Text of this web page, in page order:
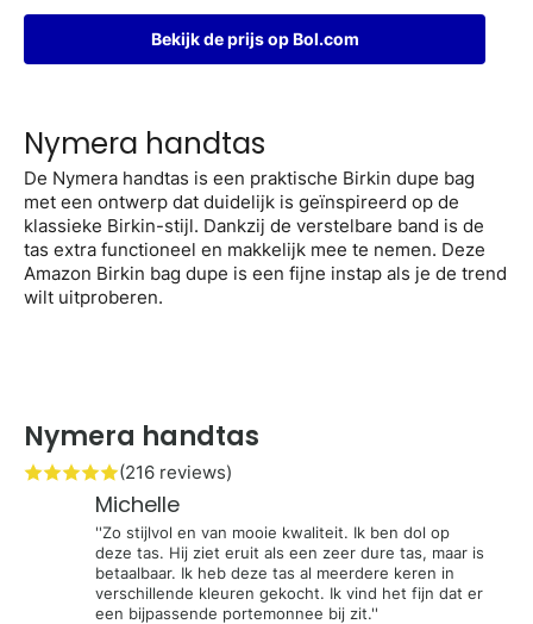
Bekijk de prijs op Bol.com
Nymera handtas
De Nymera handtas is een praktische Birkin dupe bag
met een ontwerp dat duidelijk is geïnspireerd op de
klassieke Birkin-stijl. Dankzij de verstelbare band is de
tas extra functioneel en makkelijk mee te nemen. Deze
Amazon Birkin bag dupe is een fijne instap als je de trend
wilt uitproberen.
Nymera handtas
(216 reviews)
Michelle
''Zo stijlvol en van mooie kwaliteit. Ik ben dol op
deze tas. Hij ziet eruit als een zeer dure tas, maar is
betaalbaar. Ik heb deze tas al meerdere keren in
verschillende kleuren gekocht. Ik vind het fijn dat er
een bijpassende portemonnee bij zit.''